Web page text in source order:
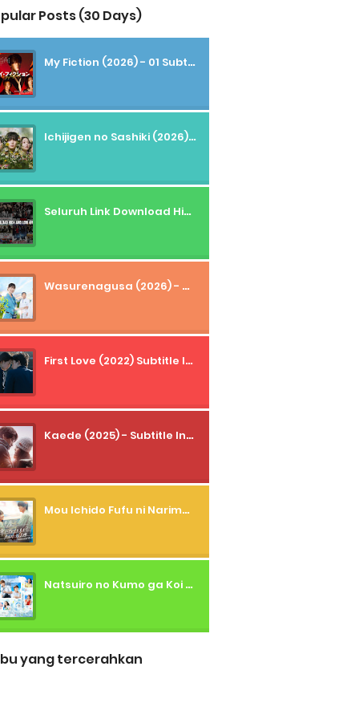
Posts (30 Days)
My Fiction (2026) - 01 Subtitle Indonesia
Ichijigen no Sashiki (2026) - 01 Subtitle Indonesia
Seluruh Link Download High And Low Subtitle Indonesia
Wasurenagusa (2026) - 01+02 Subtitle Indonesia
First Love (2022) Subtitle Indonesia + Tanpa Iklan + Streaming + 1080p
Kaede (2025) - Subtitle Indonesia
Mou Ichido Fufu ni Narimasu ka? (2026) - 01 Subtitle Indonesia
Natsuiro no Kumo ga Koi to Arashi wo Makiokosu (2026) - 01 Subtitle Indonesia
yang tercerahkan